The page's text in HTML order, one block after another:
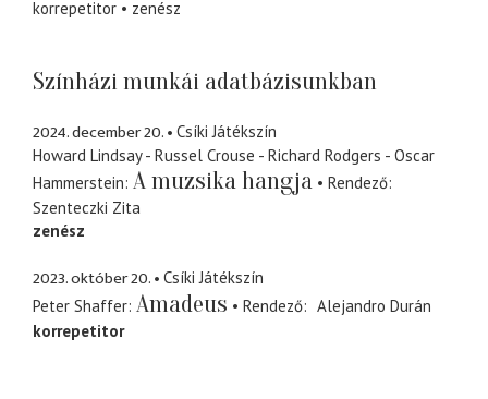
korrepetitor zenész
Színházi munkái adatbázisunkban
2024. december 20.
Csíki Játékszín
Howard Lindsay - Russel Crouse - Richard Rodgers - Oscar
Hammerstein A muzsika hangja
Rendező
Szenteczki Zita
zenész
2023. október 20.
Csíki Játékszín
Peter Shaffer Amadeus Rendező
Alejandro Durán
korrepetitor